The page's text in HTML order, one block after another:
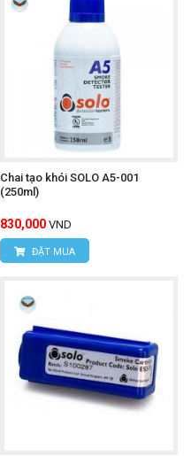
Chai tạo khói SOLO A5-001
(250ml)
830,000 VND
ĐẶT MUA